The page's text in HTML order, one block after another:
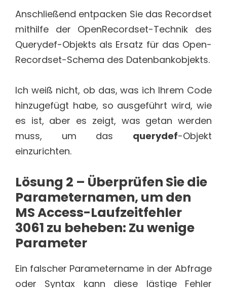
Anschließend entpacken Sie das Recordset
mithilfe der OpenRecordset-Technik des
Querydef-Objekts als Ersatz für das Open-
Recordset-Schema des Datenbankobjekts.
Ich weiß nicht, ob das, was ich Ihrem Code
hinzugefügt habe, so ausgeführt wird, wie
es ist, aber es zeigt, was getan werden
muss, um das querydef-Objekt
einzurichten.
Lösung 2 – Überprüfen Sie die
Parameternamen, um den
MS Access-Laufzeitfehler
3061 zu beheben: Zu wenige
Parameter
Ein falscher Parametername in der Abfrage
oder Syntax kann diese lästige Fehler